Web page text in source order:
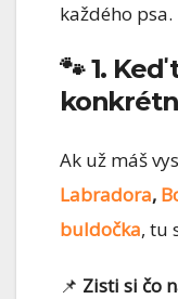
každého psa.
🐾 1. Keď
Ak už máš
Labradora,
buldočka, tu
📌 Zisti si čo